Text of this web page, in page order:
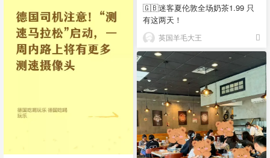
🇬🇧迷客夏伦敦全场奶茶1.99 只
有这两天！
英国羊毛大王